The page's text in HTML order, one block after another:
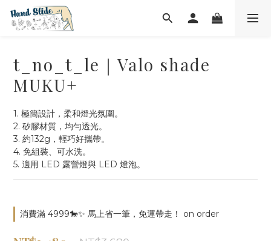
t_no_t_le｜Valo shade
MUKU+
1. 極簡設計，柔和燈光氛圍。
2. 矽膠材質，均勻透光。
3. 約132g，輕巧好攜帶。
4. 免組裝、可水洗。
5. 適用 LED 露營燈與 LED 燈泡。
消費滿 4999🐎✨ 馬上省一筆，免運帶走！ on order